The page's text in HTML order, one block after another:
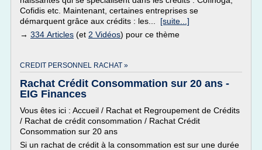
Cofidis etc. Maintenant, certaines entreprises se
démarquent grâce aux crédits : les... [suite...]
→ 334 Articles (et 2 Vidéos) pour ce thème
CREDIT PERSONNEL RACHAT »
Rachat Crédit Consommation sur 20 ans -
EIG Finances
Vous êtes ici : Accueil / Rachat et Regroupement de Crédits
/ Rachat de crédit consommation / Rachat Crédit
Consommation sur 20 ans
Si un rachat de crédit à la consommation est sur une durée